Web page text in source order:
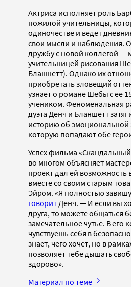
Актриса исполняет роль
пожилой учительницы,
одиночестве и ведет
свои мысли и наблюдения.
дружбу с новой коллегой —
учительницей рисования
Бланшетт). Однако их
приобретать зловещий
узнает о романе Шебы с ее
учеником. Феноменальная
дуэта Денч и Бланшетт
историю об эмоциональной
которую попадают обе
Успех фильма
во многом объясняет
проект дал ей возможность
вместе со своим старым
Эйром. «Я полностью
говорит Денч. — И если вы
друга, то можете общаться
замечательное чутье. В его
чувствуешь себя в
знает, чего хочет, но в
позволяет тебе дышать
здорово».
Материал по теме